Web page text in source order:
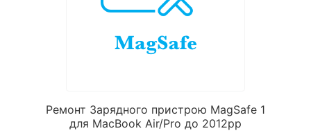
Ремонт Зарядного пристрою MagSafe 1
для MacBook Air/Pro до 2012рр